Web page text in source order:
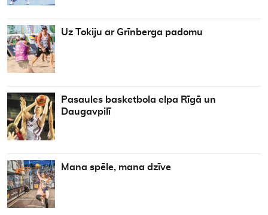
Uz Tokiju ar Grīnberga padomu
Pasaules basketbola elpa Rīgā un
Daugavpilī
Mana spēle, mana dzīve